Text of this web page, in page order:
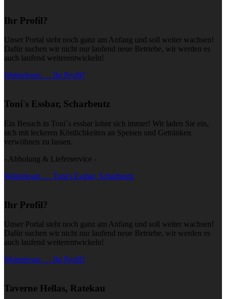
Ihr Profil?
Unser Portal steht noch ganz am Anfang und soll weiter wachsen!
Dafür suchen wir nicht nur laufend neue Betriebe, wir werden es
auch laufend weiterentwickeln!
Weiterlesen … Ihr Profil?
Toni's Essbar, Scharbeutz
Ein Besuch in Toni´s essbar lohnt sich immer! Wir laden Sie ein,
sich mit leckeren Köstlichkeiten an Speisen und Getränken
verwöhnen zu lassen.
- Abholung & Lieferservice -
Weiterlesen … Toni's Essbar, Scharbeutz
Ihr Profil?
Unser Portal steht noch ganz am Anfang und soll weiter wachsen!
Dafür suchen wir nicht nur laufend neue Betriebe, wir werden es
auch laufend weiterentwickeln!
Weiterlesen … Ihr Profil?
Taverne Hellas, Ratekau